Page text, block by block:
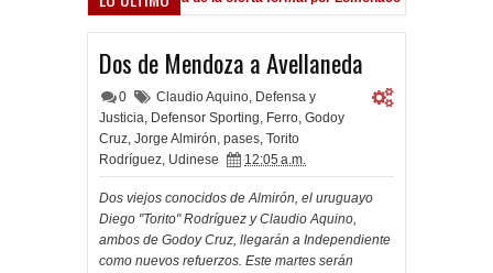
Dos de Mendoza a Avellaneda
0 Claudio Aquino, Defensa y
Justicia, Defensor Sporting, Ferro, Godoy
Cruz, Jorge Almirón, pases, Torito
Rodríguez, Udinese 12:05 a.m.
Dos viejos conocidos de Almirón, el uruguayo
Diego "Torito" Rodríguez y Claudio Aquino,
ambos de Godoy Cruz, llegarán a Independiente
como nuevos refuerzos. Este martes serán